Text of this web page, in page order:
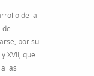
de la
de
por su
XVII, que
las